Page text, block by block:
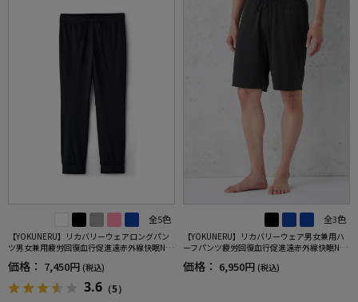
全5色
【YOKUNERU】リカバリーウェアロングパン
ツ男女兼用疲労回復血行促進遠赤外線快眠NA
NOMIX(R)【一般医療機器】SS～LLサイズ
価格： 7,450円 (税込)
3.6 （5）
全3色
【YOKUNERU】リカバリーウェア男女兼用ハ
ーフパンツ疲労回復血行促進遠赤外線快眠NA
NOMIX(R)【一般医療機器】SS～LLサイズ
価格： 6,950円 (税込)